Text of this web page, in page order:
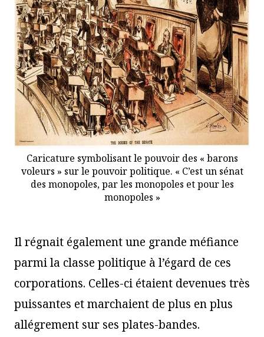
Caricature symbolisant le pouvoir des « barons
voleurs » sur le pouvoir politique. « C’est un sénat
des monopoles, par les monopoles et pour les
monopoles »
Il régnait également une grande méfiance
parmi la classe politique à l’égard de ces
corporations. Celles-ci étaient devenues très
puissantes et marchaient de plus en plus
allégrement sur ses plates-bandes.